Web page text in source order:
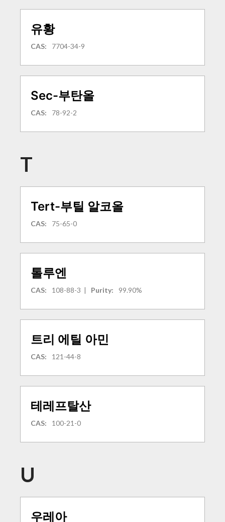
유황
CAS: 7704-34-9
Sec-부탄올
CAS: 78-92-2
T
Tert-부틸 알코올
CAS: 75-65-0
톨루엔
CAS: 108-88-3 | Purity: 99.90%
트리 에틸 아민
CAS: 121-44-8
테레프탈산
CAS: 100-21-0
U
우레아